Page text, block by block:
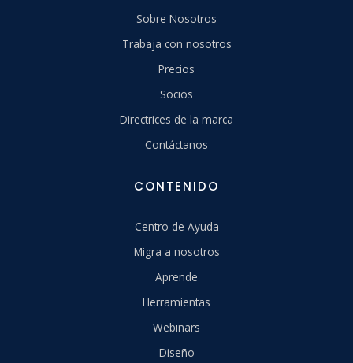
Sobre Nosotros
Trabaja con nosotros
Precios
Socios
Directrices de la marca
Contáctanos
CONTENIDO
Centro de Ayuda
Migra a nosotros
Aprende
Herramientas
Webinars
Diseño